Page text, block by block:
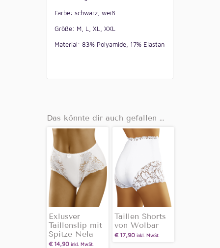
Farbe: schwarz, weiß
Größe: M, L, XL, XXL
Material: 83% Polyamide, 17% Elastan
Das könnte dir auch gefallen …
Exlusver
Taillenslip mit
Spitze Nela
€14,90 inkl. MwSt.
Taillen Shorts
von Wolbar
€17,90 inkl. MwSt.